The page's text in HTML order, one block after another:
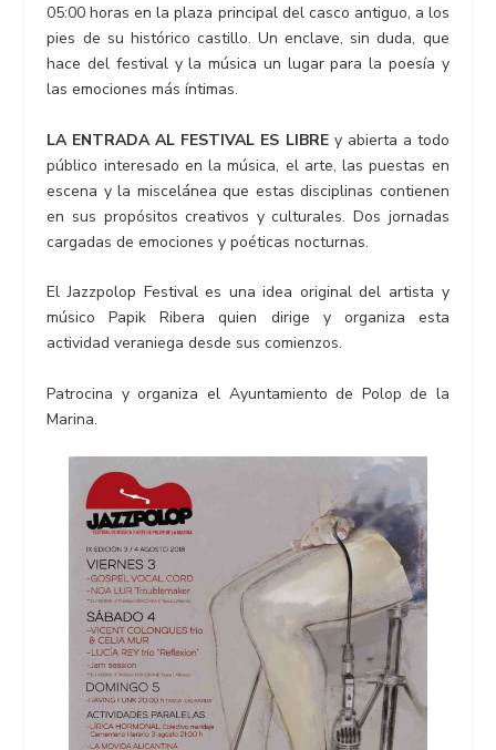
05:00 horas en la plaza principal del casco antiguo, a los
pies de su histórico castillo. Un enclave, sin duda, que
hace del festival y la música un lugar para la poesía y
las emociones más íntimas.
LA ENTRADA AL FESTIVAL ES LIBREy abierta a todo
público interesado en la música, el arte, las puestas en
escena y la miscelánea que estas disciplinas contienen
en sus propósitos creativos y culturales. Dos jornadas
cargadas de emociones y poéticas nocturnas.
El Jazzpolop Festival es una idea original del artista y
músico Papik Ribera quien dirige y organiza esta
actividad veraniega desde sus comienzos.
Patrocina y organiza el Ayuntamiento de Polop de la
Marina.